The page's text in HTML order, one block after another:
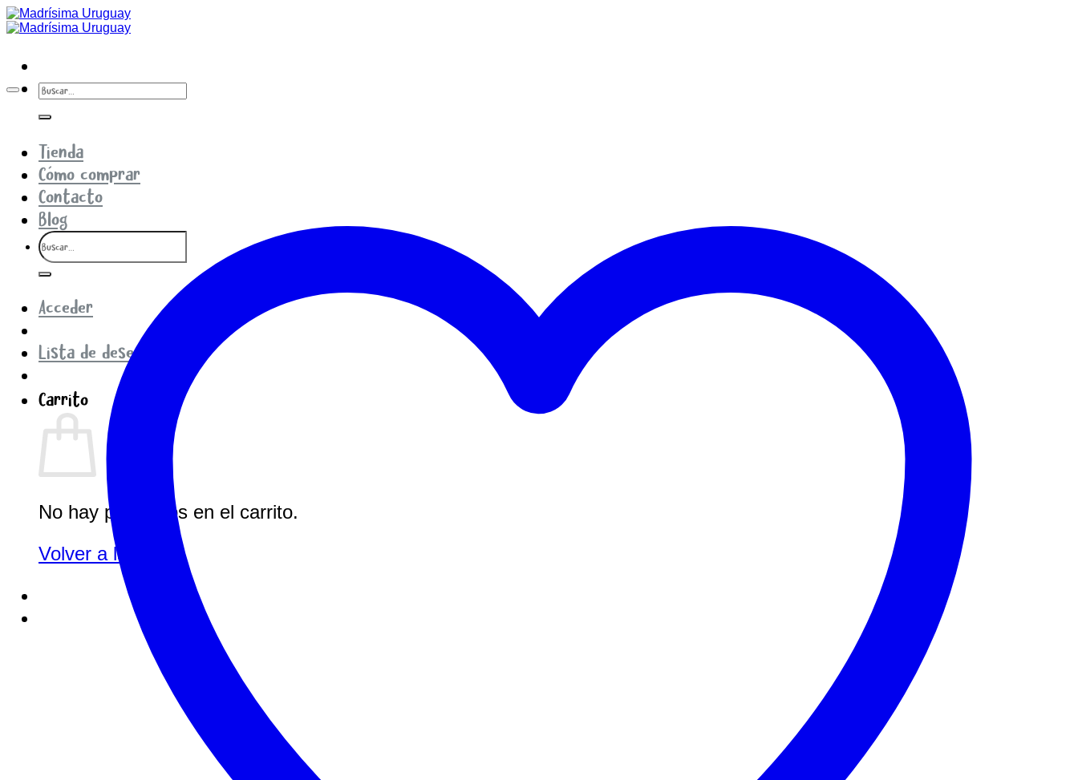
Saltar
al
Buscar
por:
Tienda
Cómo comprar
Contacto
Blog
Buscar
por:
Acceder
Lista de deseos
Carrito
No hay productos en el carrito.
Volver a la tienda